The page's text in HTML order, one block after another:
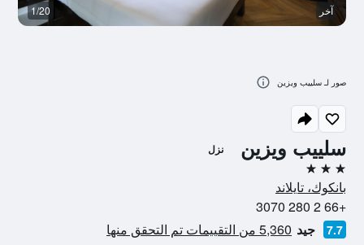
سلييب ويزين نزل
3 نجوم
بانكوك، تايلاند
+66 2 280 3070
7.7 جيد 5,360 من التقييمات تم التحقق منها
آخر 1/20
صور لـ سلييب ويزين